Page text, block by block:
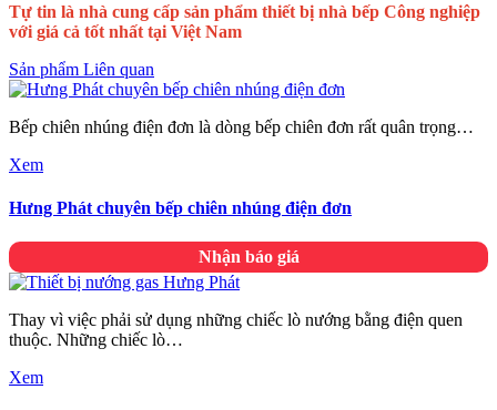
Tự tin là nhà cung cấp sản phẩm thiết bị nhà bếp Công nghiệp
với giá cả tốt nhất tại Việt Nam
Sản phẩm Liên quan
Bếp chiên nhúng điện đơn là dòng bếp chiên đơn rất quân trọng…
Xem
Hưng Phát chuyên bếp chiên nhúng điện đơn
Nhận báo giá
Thay vì việc phải sử dụng những chiếc lò nướng bằng điện quen
thuộc. Những chiếc lò…
Xem